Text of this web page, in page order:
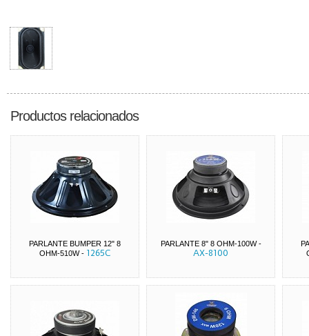
Productos relacionados
PARLANTE BUMPER 12" 8
OHM-510W- 1265C
PARLANTE 8" 8 OHM-100W-
AX-8100